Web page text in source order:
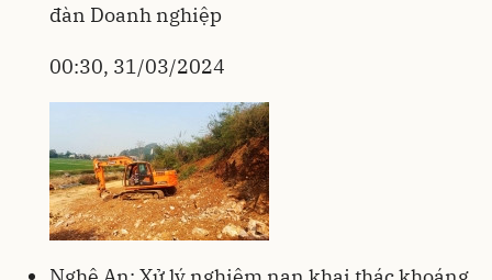
đàn Doanh nghiệp
00:30, 31/03/2024